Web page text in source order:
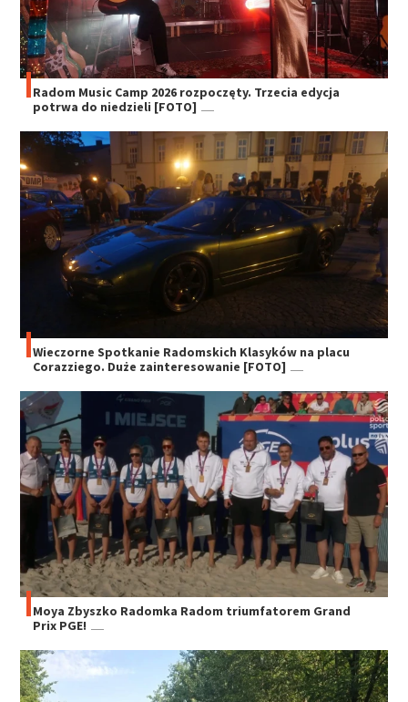
Radom Music Camp 2026 rozpoczęty. Trzecia edycja
potrwa do niedzieli [FOTO]
Wieczorne Spotkanie Radomskich Klasyków na placu
Corazziego. Duże zainteresowanie [FOTO]
Moya Zbyszko Radomka Radom triumfatorem Grand
Prix PGE!